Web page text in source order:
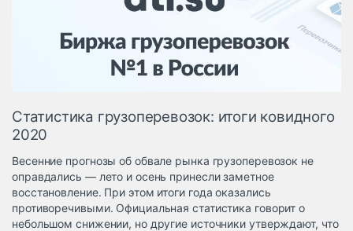
Логистика, грузы
Негабаритные и
опасные грузы
Безопасность и
Таможня и ВЭД
грузовые
терминалы
Коммерческий
транспорт
Статистика грузоперевозок: итоги ковидного
2020
Весенние прогнозы об обвале рынка грузоперевозок не
оправдались — лето и осень принесли заметное
восстановление. При этом итоги года оказались
противоречивыми. Официальная статистика говорит о
небольшом снижении, но другие источники утверждают, что